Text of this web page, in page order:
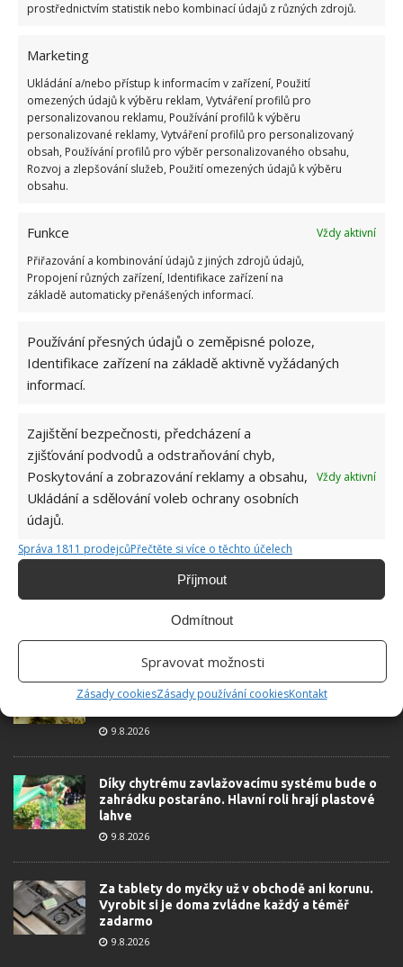
prostřednictvím statistik nebo kombinací údajů z různých zdrojů.
Marketing
Ukládání a/nebo přístup k informacím v zařízení, Použití
omezených údajů k výběru reklam, Vytváření profilů pro
personalizovanou reklamu, Používání profilů k výběru
personalizované reklamy, Vytváření profilů pro personalizovaný
obsah, Používání profilů pro výběr personalizovaného obsahu,
Rozvoj a zlepšování služeb, Použití omezených údajů k výběru
obsahu.
Funkce
Vždy aktivní
Přiřazování a kombinování údajů z jiných zdrojů údajů,
Propojení různých zařízení, Identifikace zařízení na
základě automaticky přenášených informací.
Používání přesných údajů o zeměpisné poloze,
Identifikace zařízení na základě aktivně vyžádaných
informací.
Zajištění bezpečnosti, předcházení a
zjišťování podvodů a odstraňování chyb,
Poskytování a zobrazování reklamy a obsahu,
Ukládání a sdělování voleb ochrany osobních
údajů.
Vždy aktivní
Správa 1811 prodejcůPřečtěte si více o těchto účelech
Příjmout
Odmítnout
Spravovat možnosti
Zásady cookiesZásady používání cookiesKontakt
OBLÍBENÉ ČLÁNKY
Pokuta až 10 000 Kč hrozí za nesprávné sekání i
Kvíz na téma pionýrské tábory za socialismu:
Kdo je zažil, bez problému získá 12 ze 12 bodů
12.5.2026
Test znalostí o každodenní realitě za
komunismu: 10 retro otázek ukáže, kdo má
Retro kvíz o oblíbených autech v dobách
socialismu: Tehdejší řidiči musí získat 10 z 10
bodů
Po ovocných muškách nezbyde ani stopa. Hravě
je odpudí i jablečný ocet a přípravek na mytí
9.8.2026
Díky chytrému zavlažovacímu systému bude o
zahrádku postaráno. Hlavní roli hrají plastové
lahve
9.8.2026
Za tablety do myčky už v obchodě ani korunu.
Vyrobit si je doma zvládne každý a téměř
zadarmo
9.8.2026